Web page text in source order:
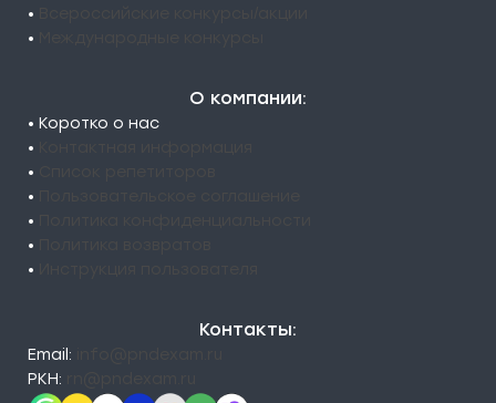
•
•
О компании:
• Коротко о нас
•
•
•
•
•
•
Контакты:
Email:
РКН: